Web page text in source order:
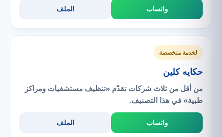
واتساب الملف
لخدمة متخصصة
حكايه كلين
من أقل من ثلاث شركات تقدّم «تنظيف مستشفيات ومراكز
طبية» في هذا التصنيف.
واتساب الملف